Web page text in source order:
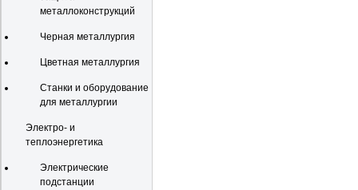
металлоконструкций
Черная металлургия
Цветная металлургия
Станки и оборудование
для металлургии
Электро- и
теплоэнергетика
Электрические
подстанции